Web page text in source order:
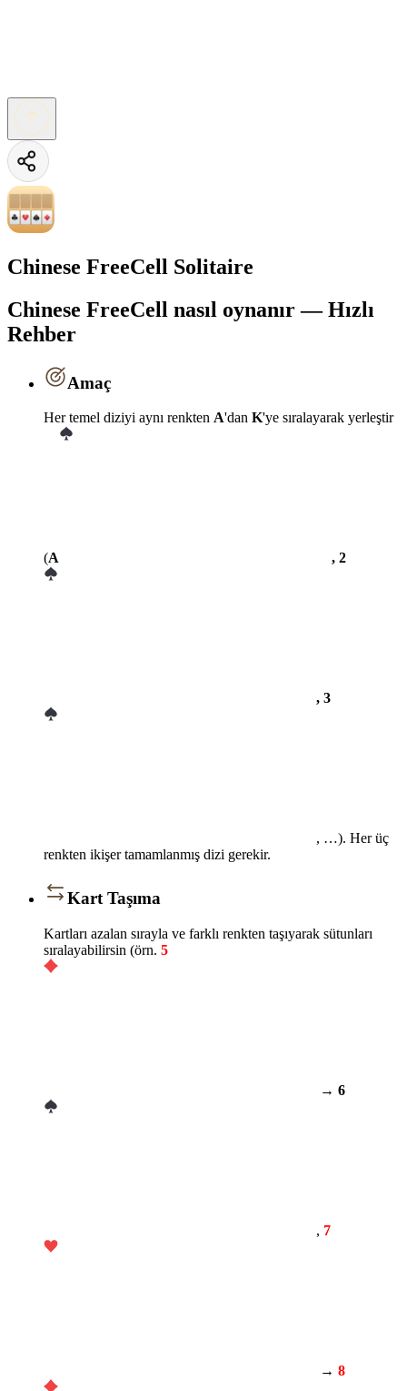
Chinese FreeCell Solitaire
Chinese FreeCell nasıl oynanır — Hızlı
Rehber
Amaç
Her temel diziyi aynı renkten A'dan K'ye sıralayarak yerleştir
(A , 2
, 3
, …). Her üç
renkten ikişer tamamlanmış dizi gerekir.
Kart Taşıma
Kartları azalan sırayla ve farklı renkten taşıyarak sütunları
sıralayabilirsin (örn. 5
→ 6
, 7
→ 8